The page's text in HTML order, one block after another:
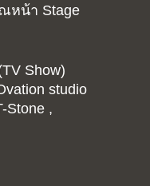
หน้า Stage
Show)
studio
Stone ,